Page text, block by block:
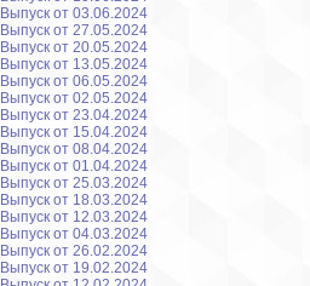
Выпуск от 03.06.2024
Выпуск от 27.05.2024
Выпуск от 20.05.2024
Выпуск от 13.05.2024
Выпуск от 06.05.2024
Выпуск от 02.05.2024
Выпуск от 23.04.2024
Выпуск от 15.04.2024
Выпуск от 08.04.2024
Выпуск от 01.04.2024
Выпуск от 25.03.2024
Выпуск от 18.03.2024
Выпуск от 12.03.2024
Выпуск от 04.03.2024
Выпуск от 26.02.2024
Выпуск от 19.02.2024